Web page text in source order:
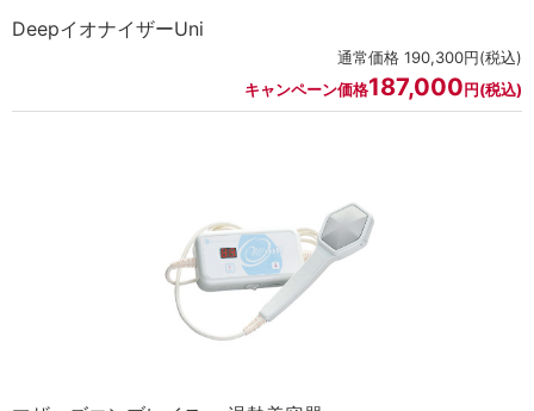
DeepイオナイザーUni
通常価格 190,300円(税込)
キャンペーン価格187,000円(税込)